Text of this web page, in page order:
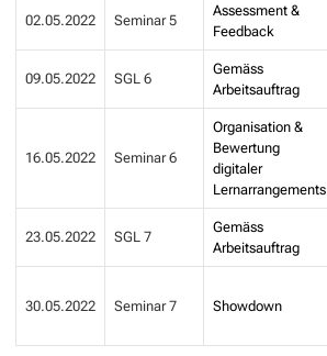
02.05.2022 Seminar 5
Assessment &
Feedback
09.05.2022 SGL 6
Gemäss
Arbeitsauftrag
16.05.2022 Seminar 6
Organisation &
Bewertung
digitaler
Lernarrangements
23.05.2022 SGL 7
Gemäss
Arbeitsauftrag
30.05.2022 Seminar 7 Showdown